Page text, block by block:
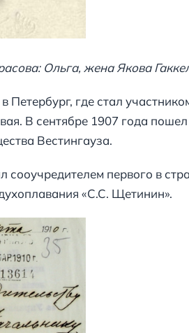
Ольга, жена Якова
Петербург, где стал
В сентябре 1907 года
Вестингауза.
первого в
«С.С. Щетинин».